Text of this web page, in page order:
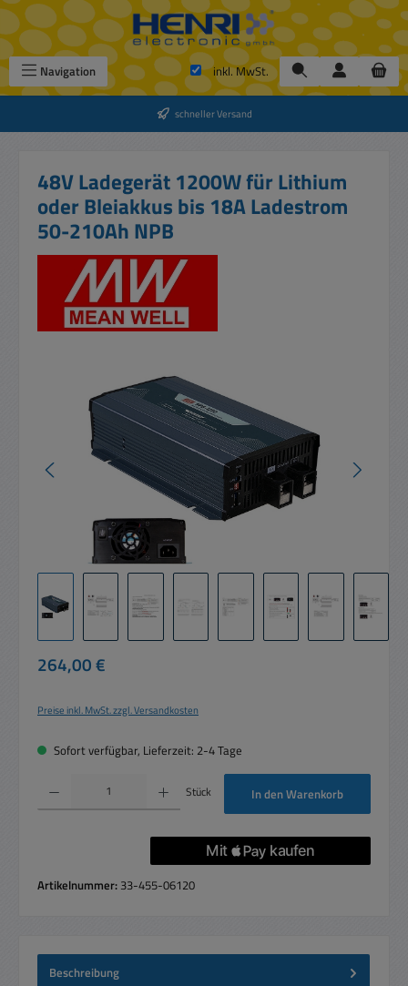
Zum Hauptinhalt springen
Navigation inkl. MwSt.
schneller Versand
48V Ladegerät 1200W für Lithium
oder Bleiakkus bis 18A Ladestrom
50-210Ah NPB
Bildergalerie überspringen
Regulärer Preis:
264,00 €
Preise inkl. MwSt. zzgl. Versandkosten
Sofort verfügbar, Lieferzeit: 2-4 Tage
Produkt Anzahl: Gib den gewünschten Wert ein oder benutze die Schaltflächen um
Stück In den Warenkorb
Artikelnummer: 33-455-06120
Beschreibung